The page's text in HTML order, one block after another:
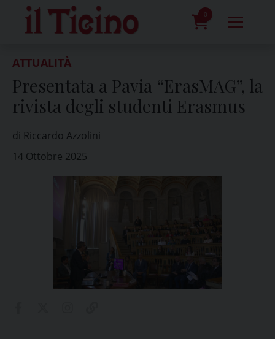
content
0
ATTUALITÀ
Presentata a Pavia “ErasMAG”, la
rivista degli studenti Erasmus
di Riccardo Azzolini
14 Ottobre 2025